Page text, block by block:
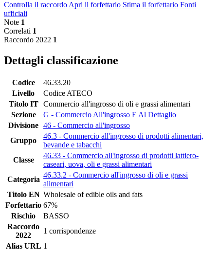
Controlla il raccordo Apri il forfettario Stima il forfettario Fonti
ufficiali
Note 1
Correlati 1
Raccordo 2022 1
Dettagli classificazione
Codice
46.33.20
Livello
Codice ATECO
Titolo IT
Commercio all'ingrosso di oli e grassi alimentari
Sezione
G - Commercio All'ingrosso E Al Dettaglio
Divisione 46 - Commercio all'ingrosso
Gruppo
46.3 - Commercio all'ingrosso di prodotti alimentari,
bevande e tabacchi
Classe
46.33 - Commercio all'ingrosso di prodotti lattiero-
caseari, uova, oli e grassi alimentari
Categoria
46.33.2 - Commercio all'ingrosso di oli e grassi
alimentari
Titolo EN Wholesale of edible oils and fats
Forfettario 67%
Rischio
BASSO
Raccordo
2022
1 corrispondenze
Alias URL 1